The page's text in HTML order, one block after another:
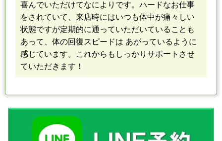
喜んでいただけてなによりです。 ハードなお仕事
をされていて、来店時にはいつも体中が痛々しい
状態ですが定期的に通っていただいていることも
あって、体の回復スピードは あがっているように
感じています。
これからもしっかりサポートさせ
ていただきます！